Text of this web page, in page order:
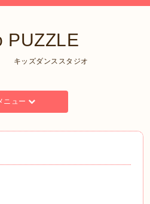
PUZZLE
キッズダンススタジオ
ニュー